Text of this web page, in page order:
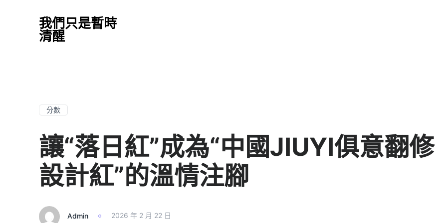
我們只是暫時
清醒
分數
讓“落日紅”成為“中國JIUYI俱意翻修
設計紅”的溫情注腳
Admin 2026 年 2 月 22 日